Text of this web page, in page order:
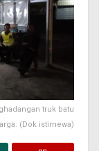
truk batu
(Dok istimewa)